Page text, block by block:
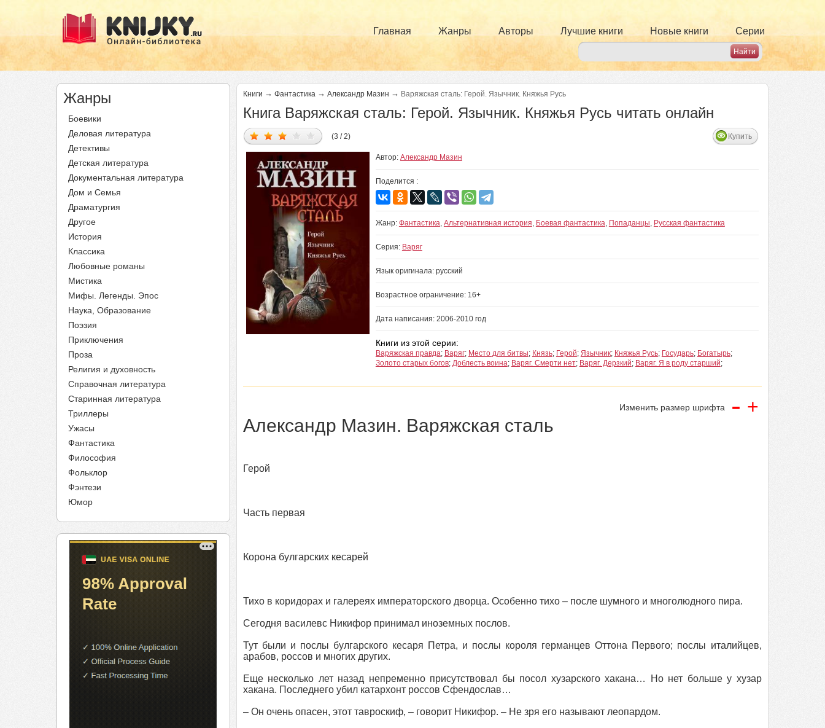
Главная Жанры Авторы Лучшие книги Новые книги Серии
Жанры
Боевики
Деловая литература
Детективы
Детская литература
Документальная литература
Дом и Семья
Драматургия
Другое
История
Классика
Любовные романы
Мистика
Мифы. Легенды. Эпос
Наука, Образование
Поэзия
Приключения
Проза
Религия и духовность
Справочная литература
Старинная литература
Триллеры
Ужасы
Фантастика
Философия
Фольклор
Фэнтези
Юмор
Книги → Фантастика → Александр Мазин → Варяжская сталь: Герой. Язычник. Княжья Русь
Книга Варяжская сталь: Герой. Язычник. Княжья Русь читать онлайн
(3 / 2) Купить
Автор: Александр Мазин
Поделится :
Жанр: Фантастика, Альтернативная история, Боевая фантастика, Попаданцы, Русская фантастика
Серия: Варяг
Язык оригинала: русский
Возрастное ограничение: 16+
Дата написания: 2006-2010 год
Книги из этой серии:
Варяжская правда; Варяг; Место для битвы; Князь; Герой; Язычник; Княжья Русь; Государь; Богатырь;
Золото старых богов; Доблесть воина; Варяг. Смерти нет; Варяг. Дерзкий; Варяг. Я в роду старший;
Изменить размер шрифта - +
Александр Мазин. Варяжская сталь
Герой
Часть первая
Корона булгарских кесарей
Тихо в коридорах и галереях императорского дворца. Особенно тихо – после шумного и многолюдного пира.
Сегодня василевс Никифор принимал иноземных послов.
Тут были и послы булгарского кесаря Петра, и послы короля германцев Оттона Первого; послы италийцев,
арабов, россов и многих других.
Еще несколько лет назад непременно присутствовал бы посол хузарского хакана… Но нет больше у хузар
хакана. Последнего убил катархонт россов Сфендослав…
– Он очень опасен, этот тавроскиф, – говорит Никифор. – Не зря его называют леопардом.